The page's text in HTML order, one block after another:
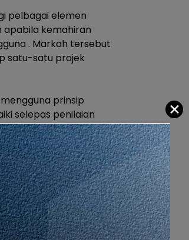
pelbagai elemen
apabila kemahiran
. Markah tersebut
satu-satu projek
prinsip
selepas penilaian
kontraktor
✕